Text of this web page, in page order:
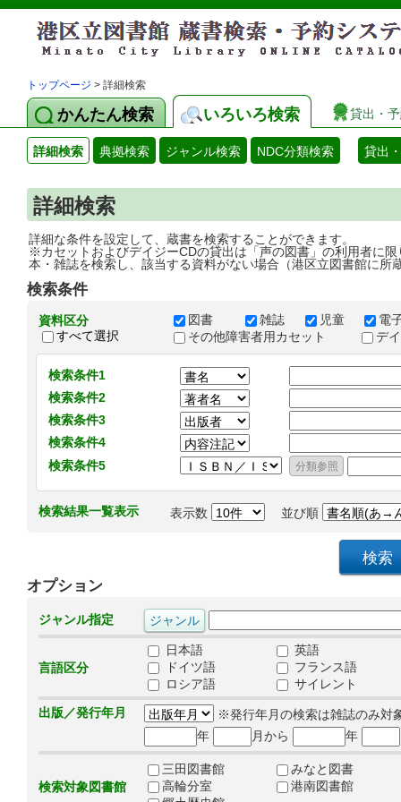
トップページ > 詳細検索
かんたん検索 いろいろ検索 貸出・
詳細検索 典拠検索 ジャンル検索 NDC分類検索 貸出
詳細検索
詳細な条件を設定して、蔵書を検索することができます。
※カセットおよびデイジーCDの貸出は「声の図書」の利用者に限
本・雑誌を検索し、該当する資料がない場合（港区立図書館に所
検索条件
資料区分
すべて選択
図書 雑誌 児童
電
その他障害者用カセット
デ
検索条件1
検索条件2
検索条件3
検索条件4
検索条件5
検索結果一覧表示 表示数 並び順
オプション
ジャンル指定
言語区分
日本語
英語
ドイツ語
フランス語
ロシア語
サイレント
出版／発行年月
※発行年月の検索は雑誌のみ対
年
月から 年
検索対象図書館
三田図書館
みなと図書
高輪分室
港南図書館